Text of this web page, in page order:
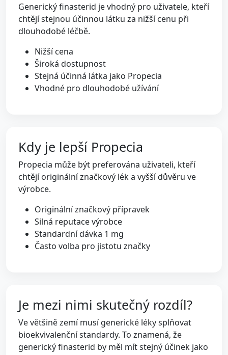
Generický finasterid je vhodný pro uživatele, kteří
chtějí stejnou účinnou látku za nižší cenu při
dlouhodobé léčbě.
Nižší cena
Široká dostupnost
Stejná účinná látka jako Propecia
Vhodné pro dlouhodobé užívání
Kdy je lepší Propecia
Propecia může být preferována uživateli, kteří
chtějí originální značkový lék a vyšší důvěru ve
výrobce.
Originální značkový přípravek
Silná reputace výrobce
Standardní dávka 1 mg
Často volba pro jistotu značky
Je mezi nimi skutečný rozdíl?
Ve většině zemí musí generické léky splňovat
bioekvivalenční standardy. To znamená, že
generický finasterid by měl mít stejný účinek jako